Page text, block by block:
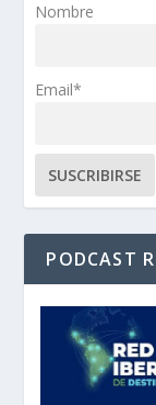
Nombre
Email*
PODCAST